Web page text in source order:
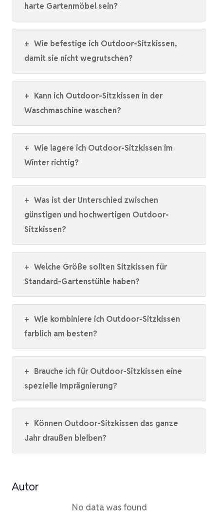
harte Gartenmöbel sein?
+ Wie befestige ich Outdoor-Sitzkissen,
damit sie nicht wegrutschen?
+ Kann ich Outdoor-Sitzkissen in der
Waschmaschine waschen?
+ Wie lagere ich Outdoor-Sitzkissen im
Winter richtig?
+ Was ist der Unterschied zwischen
günstigen und hochwertigen Outdoor-
Sitzkissen?
+ Welche Größe sollten Sitzkissen für
Standard-Gartenstühle haben?
+ Wie kombiniere ich Outdoor-Sitzkissen
farblich am besten?
+ Brauche ich für Outdoor-Sitzkissen eine
spezielle Imprägnierung?
+ Können Outdoor-Sitzkissen das ganze
Jahr draußen bleiben?
Autor
No data was found